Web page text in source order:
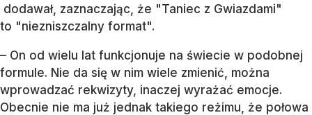
dodawał, zaznaczając, że "Taniec z Gwiazdami"
to "niezniszczalny format".
– On od wielu lat funkcjonuje na świecie w podobnej
formule. Nie da się w nim wiele zmienić, można
wprowadzać rekwizyty, inaczej wyrażać emocje.
Obecnie nie ma już jednak takiego reżimu, że połowa